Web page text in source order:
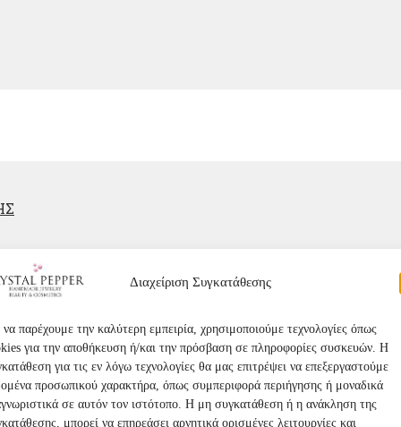
Διαχείριση Συγκατάθεσης
να παρέχουμε την καλύτερη εμπειρία, χρησιμοποιούμε τεχνολογίες όπως
για την αποθήκευση ή/και την πρόσβαση σε πληροφορίες συσκευών. Η
για τις εν λόγω τεχνολογίες θα μας επιτρέψει να επεξεργαστούμε
προσωπικού χαρακτήρα, όπως συμπεριφορά περιήγησης ή μοναδικά
σε αυτόν τον ιστότοπο. Η μη συγκατάθεση ή η ανάκληση της
μπορεί να επηρεάσει αρνητικά ορισμένες λειτουργίες και